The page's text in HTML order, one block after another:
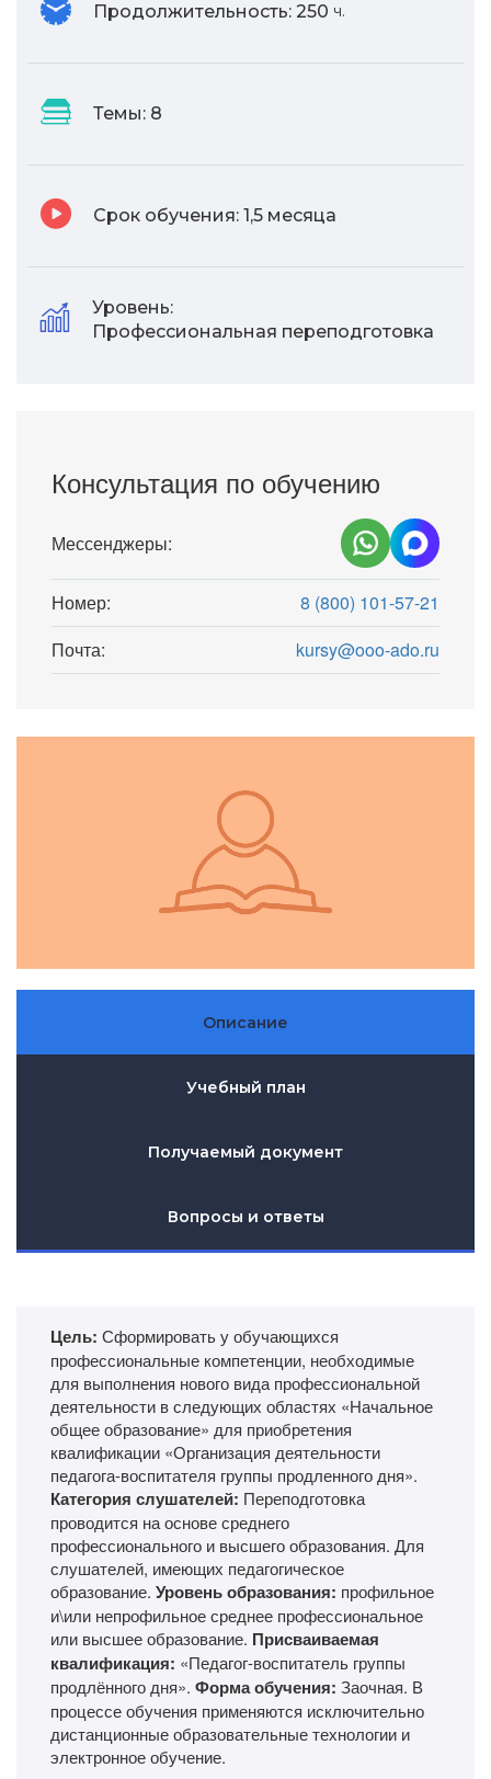
Продолжительность: 250 ч.
Темы: 8
Срок обучения: 1,5 месяца
Уровень:
Профессиональная переподготовка
Консультация по обучению
Мессенджеры:
Номер:
8 (800) 101-57-21
Почта:
kursy@ooo-ado.ru
Описание
Учебный план
Получаемый документ
Вопросы и ответы
Цель: Сформировать у обучающихся
профессиональные компетенции, необходимые
для выполнения нового вида профессиональной
деятельности в следующих областях «Начальное
общее образование» для приобретения
квалификации «Организация деятельности
педагога-воспитателя группы продленного дня».
Категория слушателей: Переподготовка
проводится на основе среднего
профессионального и высшего образования. Для
слушателей, имеющих педагогическое
образование. Уровень образования: профильное
и\или непрофильное среднее профессиональное
или высшее образование. Присваиваемая
квалификация: «Педагог-воспитатель группы
продлённого дня». Форма обучения: Заочная. В
процессе обучения применяются исключительно
дистанционные образовательные технологии и
электронное обучение.